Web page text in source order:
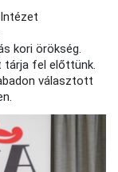
kori örökség.
tárja fel előttünk.
választott